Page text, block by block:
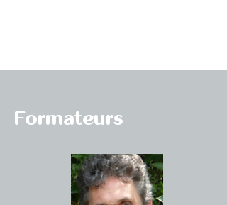
Formateurs